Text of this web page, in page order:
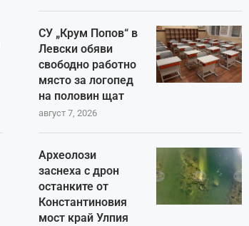
СУ „Крум Попов“ в
Левски обяви
свободно работно
място за логопед
на половин щат
август 7, 2026
Археолози
заснеха с дрон
останките от
Константиновия
мост край Улпия